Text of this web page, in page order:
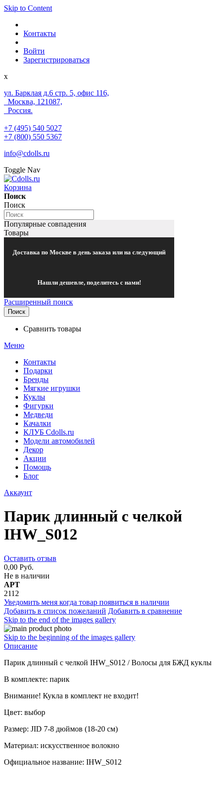
Skip to Content
Контакты
Войти
Зарегистрироваться
x
ул. Барклая д.6 стр. 5, офис 116,
Москва, 121087,
Россия.
+7 (495) 540 5027
+7 (800) 550 5367
info@cdolls.ru
Toggle Nav
Корзина
Поиск
Поиск
Популярные совпадения
Товары
Доставка по Москве в день заказа или на следующий
Нашли дешевле, поделитесь с нами!
Расширенный поиск
Поиск
Сравнить товары
Меню
Контакты
Подарки
Бренды
Мягкие игрушки
Куклы
Фигурки
Медведи
Качалки
КЛУБ Cdolls.ru
Модели автомобилей
Декор
Акции
Помощь
Блог
Аккаунт
Парик длинный с челкой
IHW_S012
Оставить отзыв
0,00 Руб.
Не в наличии
АРТ
2112
Уведомить меня когда товар появиться в наличии
Добавить в список пожеланий Добавить в сравнение
Skip to the end of the images gallery
Skip to the beginning of the images gallery
Описание
Парик длинный с челкой IHW_S012 / Волосы для БЖД куклы
В комплекте: парик
Внимание! Кукла в комплект не входит!
Цвет: выбор
Размер: JID 7-8 дюймов (18-20 см)
Материал: искусственное волокно
Официальное название: IHW_S012